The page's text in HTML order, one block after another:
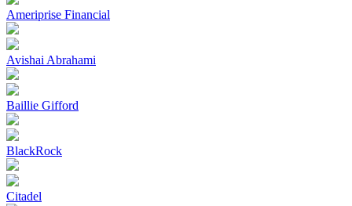
Ameriprise Financial
Avishai Abrahami
Baillie Gifford
BlackRock
Citadel